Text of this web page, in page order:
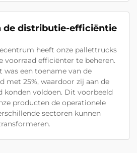
de distributie-efficiëntie
heeft onze pallettrucks
voorraad efficiënter te beheren.
was een toename van de
met 25%, waardoor zij aan de
konden voldoen. Dit voorbeeld
producten de operationele
sectoren kunnen